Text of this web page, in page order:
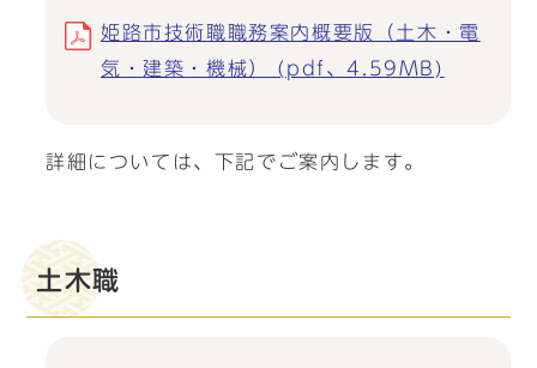
姫路市技術職職務案内概要版（土木・電
気・建築・機械） (pdf、4.59MB)
詳細については、下記でご案内します。
土木職